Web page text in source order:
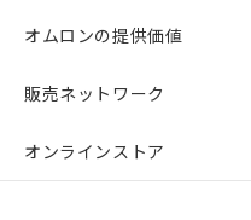
オムロンの提供価値
販売ネットワーク
オンラインストア